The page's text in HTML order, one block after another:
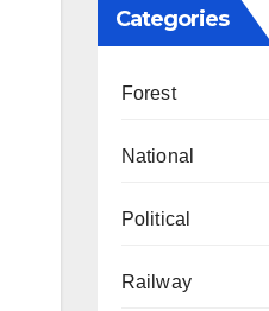
Categories
Forest
National
Political
Railway